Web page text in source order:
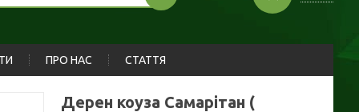
ПРО НАС СТАТТЯ
Дерен коуза Самарітан (